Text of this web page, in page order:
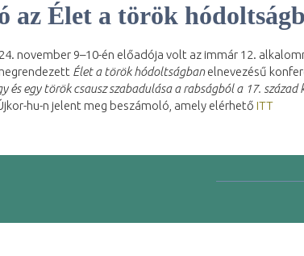
az Élet a török
november 9–10-én előadója volt az immár 12.
Élet a török hódoltságbanelnevezésű
és egy török csausz szabadulása a rabságból a 17. század
hu-n jelent meg beszámoló, amely elérhető ITT